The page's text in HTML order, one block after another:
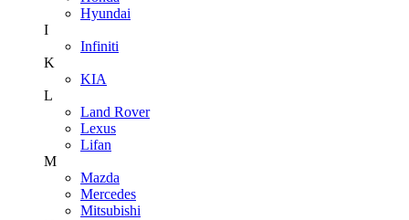
Hyundai
I
Infiniti
K
KIA
L
Land Rover
Lexus
Lifan
M
Mazda
Mercedes
Mitsubishi